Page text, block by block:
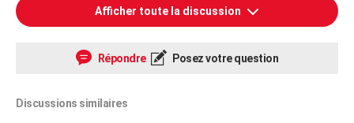
Afficher toute la discussion
Répondre Posez votre question
Discussions similaires